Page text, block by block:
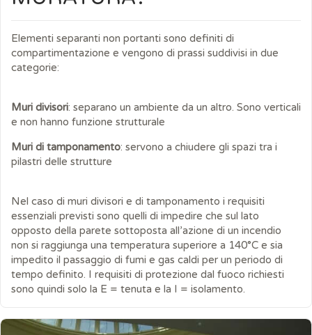
Elementi separanti non portanti sono definiti di
compartimentazione e vengono di prassi suddivisi in due
categorie:
Muri divisori: separano un ambiente da un altro. Sono verticali
e non hanno funzione strutturale
Muri di tamponamento: servono a chiudere gli spazi tra i
pilastri delle strutture
Nel caso di muri divisori e di tamponamento i requisiti
essenziali previsti sono quelli di impedire che sul lato
opposto della parete sottoposta all’azione di un incendio
non si raggiunga una temperatura superiore a 140°C e sia
impedito il passaggio di fumi e gas caldi per un periodo di
tempo definito. I requisiti di protezione dal fuoco richiesti
sono quindi solo la E = tenuta e la I = isolamento.